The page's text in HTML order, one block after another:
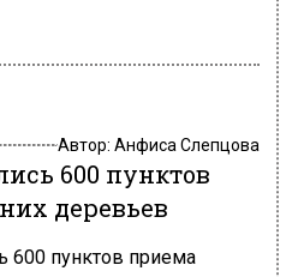
Автор: Анфиса Слепцова
600 пунктов
деревьев